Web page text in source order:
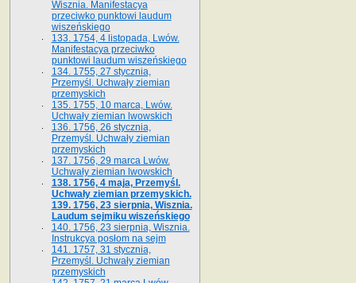
Wisznia. Manifestacya
przeciwko punktowi laudum
wiszeńskiego
133. 1754, 4 listopada, Lwów.
Manifestacya przeciwko
punktowi laudum wiszeńskiego
134. 1755, 27 stycznia,
Przemyśl. Uchwały ziemian
przemyskich
135. 1755, 10 marca, Lwów.
Uchwały ziemian lwowskich
136. 1756, 26 stycznia,
Przemyśl. Uchwały ziemian
przemyskich
137. 1756, 29 marca Lwów.
Uchwały ziemian lwowskich
138. 1756, 4 maja, Przemyśl.
Uchwały ziemian przemyskich.
139. 1756, 23 sierpnia, Wisznia.
Laudum sejmiku wiszeńskiego
140. 1756, 23 sierpnia, Wisznia.
Instrukcya posłom na sejm
141. 1757, 31 stycznia,
Przemyśl. Uchwały ziemian
przemyskich